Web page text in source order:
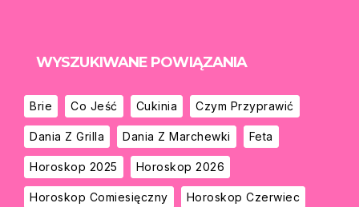
WYSZUKIWANE POWIĄZANIA
Brie Co Jeść Cukinia Czym Przyprawić
Dania Z Grilla Dania Z Marchewki Feta
Horoskop 2025 Horoskop 2026
Horoskop Comiesięczny Horoskop Czerwiec